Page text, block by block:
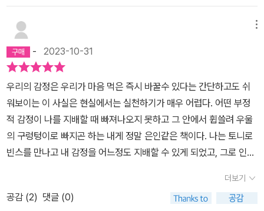
알았으면 하는 후회를 느꼈습니다. 깊고 긴 장시간의 슬럼프를 탈출
하는데 도움을 준 책입니다. 많은 분들께서 읽어보시기를 적극 추천
합니다.
- 2023-10-31
우리의 감정은 우리가 마음 먹은 즉시 바꿀수 있다는 간단하고도 쉬
워보이는 이 사실은 현실에서는 실천하기가 매우 어렵다. 어떤 부정
적 감정이 나를 지배할 때 빠져나오지 못하고 그 안에서 휩쓸려 우울
의 구렁텅이로 빠지곤 하는 내게 정말 은인같은 책이다. 나는 토니로
빈스를 만나고 내 감정을 어느정도 지배할 수 있게 되었고, 그로 인해
내 안의 나를 만나고 끄집어낼 수 있게 하는 훌륭한 질문은 아이들을
향하고 아이들의 입에서 놀라운 말을 들을 수 있었다. 나 자신과 마주
더보기
공감 (2) 댓글 (0)